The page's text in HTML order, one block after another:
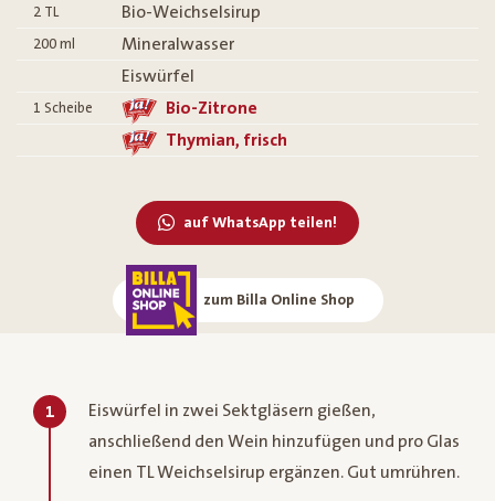
2 TL Bio-Weichselsirup
200 ml
Mineralwasser
Eiswürfel
1 Scheibe
Bio-Zitrone
Thymian, frisch
auf WhatsApp teilen!
zum Billa Online Shop
1
Eiswürfel in zwei Sektgläsern gießen,
anschließend den Wein hinzufügen und pro Glas
einen TL Weichselsirup ergänzen. Gut umrühren.